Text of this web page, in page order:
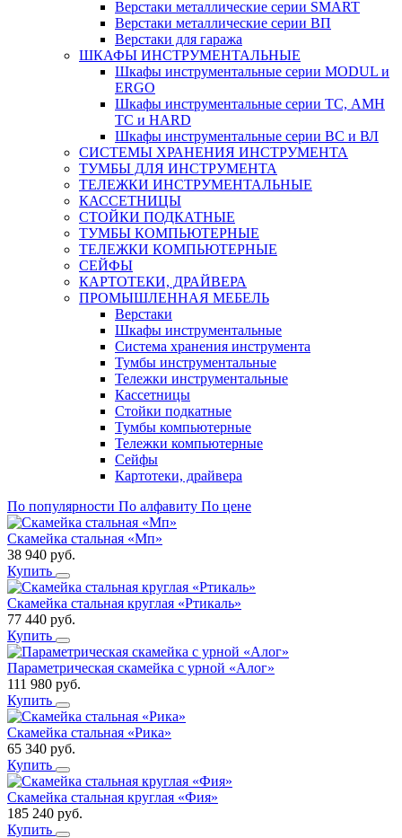
Верстаки металлические серии SMART
Верстаки металлические серии ВП
Верстаки для гаража
ШКАФЫ ИНСТРУМЕНТАЛЬНЫЕ
Шкафы инструментальные серии MODUL и
ERGO
Шкафы инструментальные серии ТС, АМН
ТС и HARD
Шкафы инструментальные серии ВС и ВЛ
СИСТЕМЫ ХРАНЕНИЯ ИНСТРУМЕНТА
ТУМБЫ ДЛЯ ИНСТРУМЕНТА
ТЕЛЕЖКИ ИНСТРУМЕНТАЛЬНЫЕ
КАССЕТНИЦЫ
СТОЙКИ ПОДКАТНЫЕ
ТУМБЫ КОМПЬЮТЕРНЫЕ
ТЕЛЕЖКИ КОМПЬЮТЕРНЫЕ
СЕЙФЫ
КАРТОТЕКИ, ДРАЙВЕРА
ПРОМЫШЛЕННАЯ МЕБЕЛЬ
Верстаки
Шкафы инструментальные
Система хранения инструмента
Тумбы инструментальные
Тележки инструментальные
Кассетницы
Стойки подкатные
Тумбы компьютерные
Тележки компьютерные
Сейфы
Картотеки, драйвера
По популярности По алфавиту По цене
Скамейка стальная «Мп»
38 940 руб.
Купить
Скамейка стальная круглая «Ртикаль»
77 440 руб.
Купить
Параметрическая скамейка с урной «Алог»
111 980 руб.
Купить
Скамейка стальная «Рика»
65 340 руб.
Купить
Скамейка стальная круглая «Фия»
185 240 руб.
Купить